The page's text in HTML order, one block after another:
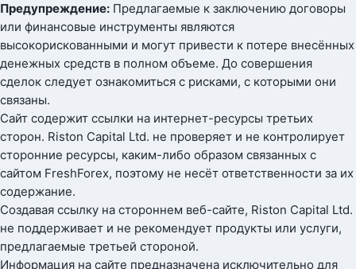
Предупреждение: Предлагаемые к заключению договоры
или финансовые инструменты являются
высокорискованными и могут привести к потере внесённых
денежных средств в полном объеме. До совершения
сделок следует ознакомиться с рисками, с которыми они
связаны.
Сайт содержит ссылки на интернет-ресурсы третьих
сторон. Riston Capital Ltd. не проверяет и не контролирует
сторонние ресурсы, каким-либо образом связанных с
сайтом FreshForex, поэтому не несёт ответственности за их
содержание.
Создавая ссылку на стороннем веб-сайте, Riston Capital Ltd.
не поддерживает и не рекомендует продукты или услуги,
предлагаемые третьей стороной.
Информация на сайте предназначена исключительно для